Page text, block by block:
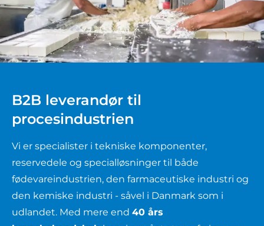
B2B leverandør til
procesindustrien
Vi er specialister i tekniske komponenter,
reservedele og specialløsninger til både
fødevareindustrien, den farmaceutiske industri og
den kemiske industri - såvel i Danmark som i
udlandet. Med mere end 40 års